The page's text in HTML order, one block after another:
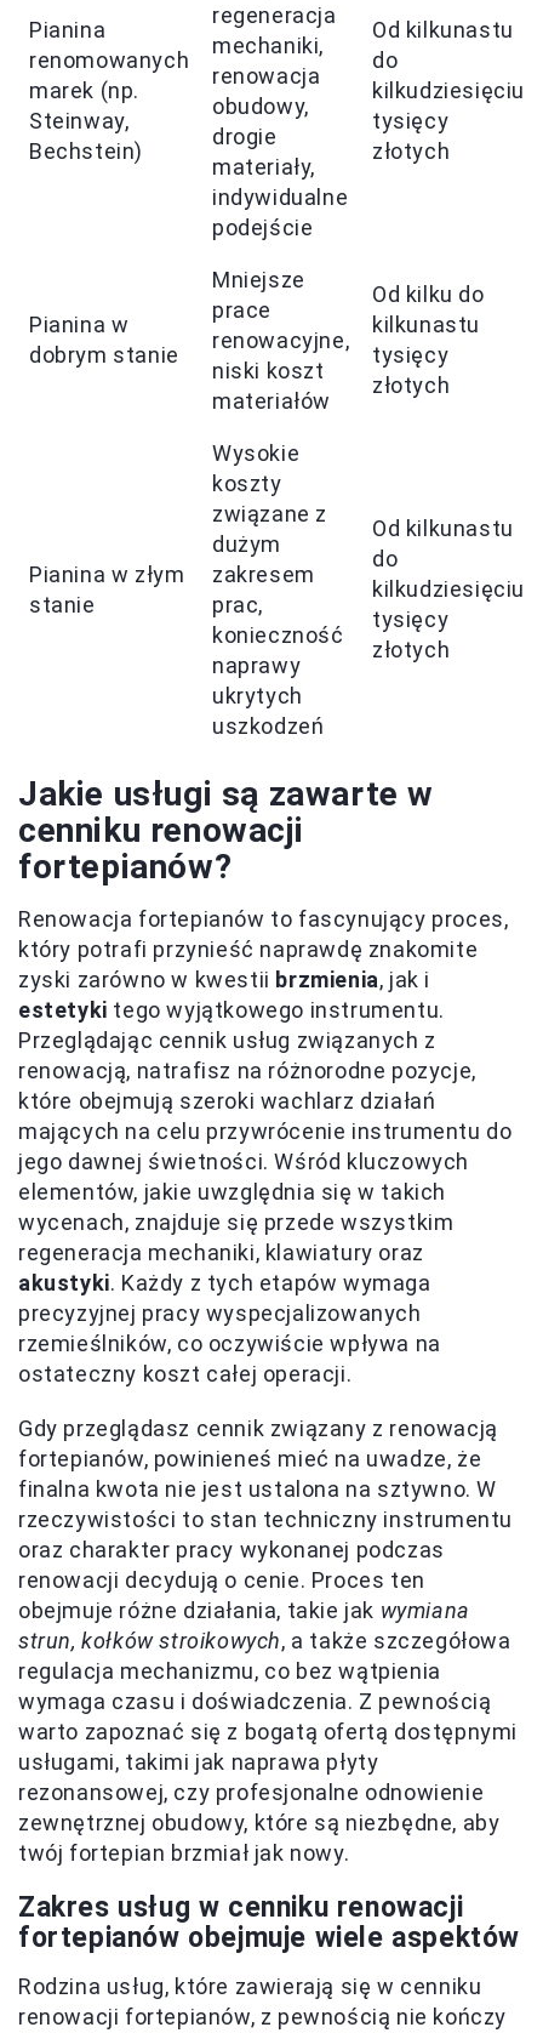
Pianina
renomowanych
marek (np.
Steinway,
Bechstein)
regeneracja
mechaniki,
renowacja
obudowy,
drogie
materiały,
indywidualne
podejście
Od kilkunastu
do
kilkudziesięciu
tysięcy
złotych
Pianina w
dobrym stanie
Mniejsze
prace
renowacyjne,
niski koszt
materiałów
Od kilku do
kilkunastu
tysięcy
złotych
Pianina w złym
stanie
Wysokie
koszty
związane z
dużym
zakresem
prac,
konieczność
naprawy
ukrytych
uszkodzeń
Od kilkunastu
do
kilkudziesięciu
tysięcy
złotych
Jakie usługi są zawarte w
cenniku renowacji
fortepianów?
Renowacja fortepianów to fascynujący proces,
który potrafi przynieść naprawdę znakomite
zyski zarówno w kwestii brzmienia, jak i
estetyki tego wyjątkowego instrumentu.
Przeglądając cennik usług związanych z
renowacją, natrafisz na różnorodne pozycje,
które obejmują szeroki wachlarz działań
mających na celu przywrócenie instrumentu do
jego dawnej świetności. Wśród kluczowych
elementów, jakie uwzględnia się w takich
wycenach, znajduje się przede wszystkim
regeneracja mechaniki, klawiatury oraz
akustyki. Każdy z tych etapów wymaga
precyzyjnej pracy wyspecjalizowanych
rzemieślników, co oczywiście wpływa na
ostateczny koszt całej operacji.
Gdy przeglądasz cennik związany z renowacją
fortepianów, powinieneś mieć na uwadze, że
finalna kwota nie jest ustalona na sztywno. W
rzeczywistości to stan techniczny instrumentu
oraz charakter pracy wykonanej podczas
renowacji decydują o cenie. Proces ten
obejmuje różne działania, takie jak wymiana
strun, kołków stroikowych, a także szczegółowa
regulacja mechanizmu, co bez wątpienia
wymaga czasu i doświadczenia. Z pewnością
warto zapoznać się z bogatą ofertą dostępnymi
usługami, takimi jak naprawa płyty
rezonansowej, czy profesjonalne odnowienie
zewnętrznej obudowy, które są niezbędne, aby
twój fortepian brzmiał jak nowy.
Zakres usług w cenniku renowacji
fortepianów obejmuje wiele aspektów
Rodzina usług, które zawierają się w cenniku
renowacji fortepianów, z pewnością nie kończy